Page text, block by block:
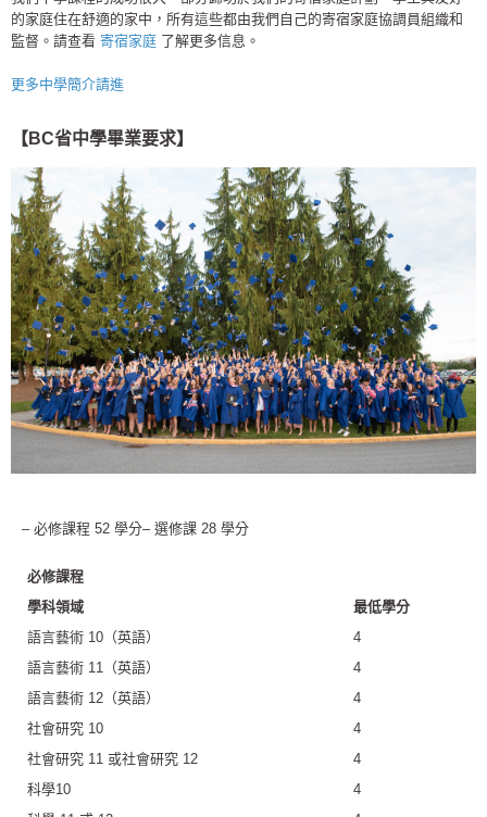
的家庭住在舒適的家中，所有這些都由我們自己的寄宿家庭協調員組織和
監督。請查看 寄宿家庭 了解更多信息。
更多中學簡介請進
【BC省中學畢業要求】
– 必修課程 52 學分– 選修課 28 學分
必修課程
學科領域
最低學分
語言藝術 10（英語）
4
語言藝術 11（英語）
4
語言藝術 12（英語）
4
社會研究 10
4
社會研究 11 或社會研究 12
4
科學10
4